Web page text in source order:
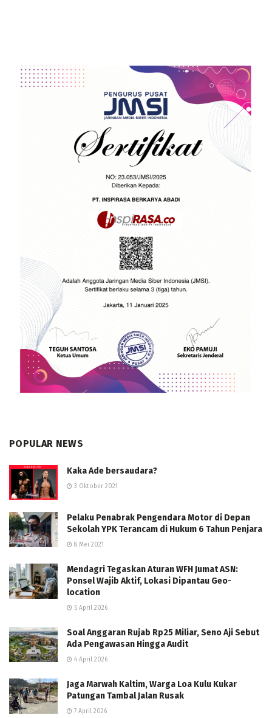
POPULAR NEWS
Kaka Ade bersaudara?
3 Oktober 2021
Pelaku Penabrak Pengendara Motor di Depan
Sekolah YPK Terancam di Hukum 6 Tahun Penjara
8 Mei 2021
Mendagri Tegaskan Aturan WFH Jumat ASN:
Ponsel Wajib Aktif, Lokasi Dipantau Geo-
location
5 April 2026
Soal Anggaran Rujab Rp25 Miliar, Seno Aji Sebut
Ada Pengawasan Hingga Audit
4 April 2026
Jaga Marwah Kaltim, Warga Loa Kulu Kukar
Patungan Tambal Jalan Rusak
7 April 2026